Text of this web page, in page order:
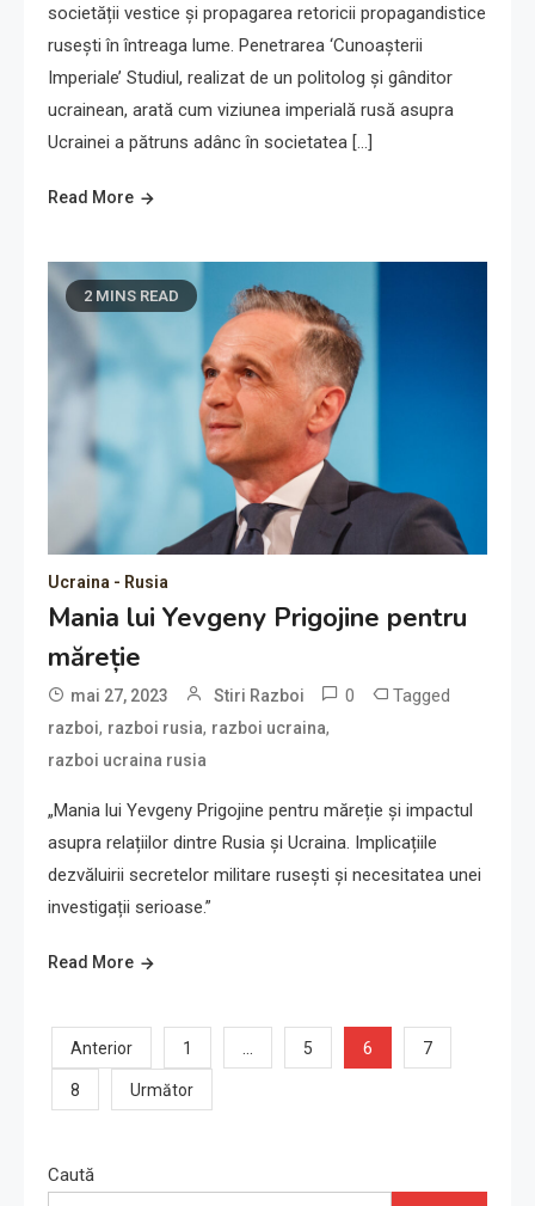
societății vestice și propagarea retoricii propagandistice
rusești în întreaga lume. Penetrarea ‘Cunoașterii
Imperiale’ Studiul, realizat de un politolog și gânditor
ucrainean, arată cum viziunea imperială rusă asupra
Ucrainei a pătruns adânc în societatea […]
Read More
2 MINS READ
Ucraina - Rusia
Mania lui Yevgeny Prigojine pentru
măreție
mai 27, 2023 Stiri Razboi 0 Tagged
razboi, razboi rusia, razboi ucraina,
razboi ucraina rusia
„Mania lui Yevgeny Prigojine pentru măreție și impactul
asupra relațiilor dintre Rusia și Ucraina. Implicațiile
dezvăluirii secretelor militare rusești și necesitatea unei
investigații serioase.”
Read More
Paginație
articole
Anterior 1 … 5 6 7
8 Următor
Caută